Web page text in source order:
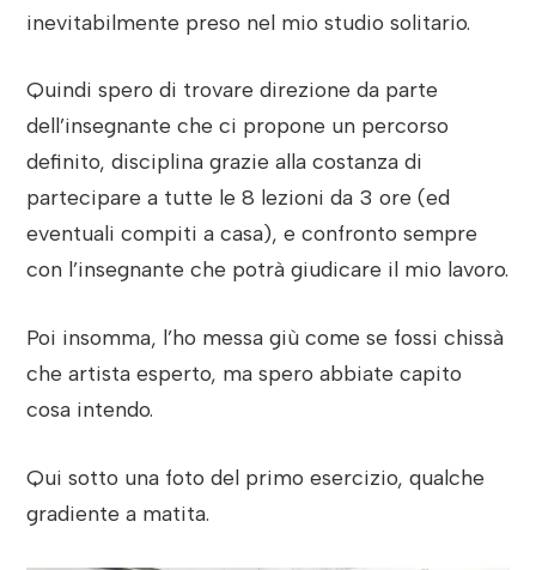
inevitabilmente preso nel mio studio solitario.
Quindi spero di trovare direzione da parte
dell’insegnante che ci propone un percorso
definito, disciplina grazie alla costanza di
partecipare a tutte le 8 lezioni da 3 ore (ed
eventuali compiti a casa), e confronto sempre
con l’insegnante che potrà giudicare il mio lavoro.
Poi insomma, l’ho messa giù come se fossi chissà
che artista esperto, ma spero abbiate capito
cosa intendo.
Qui sotto una foto del primo esercizio, qualche
gradiente a matita.